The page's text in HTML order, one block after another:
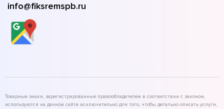
info@fiksremspb.ru
Товарные знаки, зарегистрированные правообладателем в соответствии с законом,
используются на данном сайте исключительно для того, чтобы детально описать услуги,